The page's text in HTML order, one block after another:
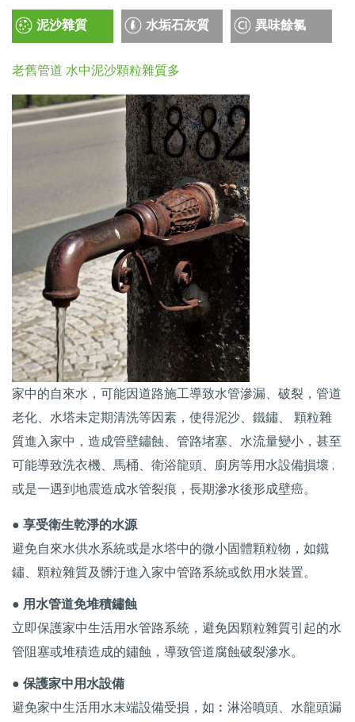
泥沙雜質 水垢石灰質 異味餘氯
老舊管道 水中泥沙顆粒雜質多
家中的自來水，可能因道路施工導致水管滲漏、破裂，管道
老化、水塔未定期清洗等因素，使得泥沙、鐵鏽、 顆粒雜
質進入家中，造成管壁鏽蝕、管路堵塞、水流量變小，甚至
可能導致洗衣機、馬桶、衛浴龍頭、廚房等用水設備損壞 ;
或是一遇到地震造成水管裂痕，長期滲水後形成壁癌。
● 享受衛生乾淨的水源
避免自來水供水系統或是水塔中的微小固體顆粒物，如鐵
鏽、顆粒雜質及髒汙進入家中管路系統或飲用水裝置。
● 用水管道免堆積鏽蝕
立即保護家中生活用水管路系統，避免因顆粒雜質引起的水
管阻塞或堆積造成的鏽蝕，導致管道腐蝕破裂滲水。
● 保護家中用水設備
避免家中生活用水末端設備受損，如︰淋浴噴頭、水龍頭漏